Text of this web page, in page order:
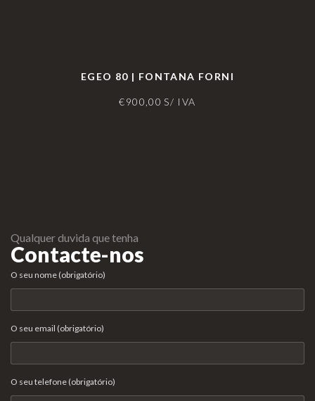
EGEO 80 | FONTANA FORNI
€900,00 S/ IVA
Qualquer duvida que tenha
Contacte-nos
O seu nome (obrigatório)
O seu email (obrigatório)
O seu telefone (obrigatório)